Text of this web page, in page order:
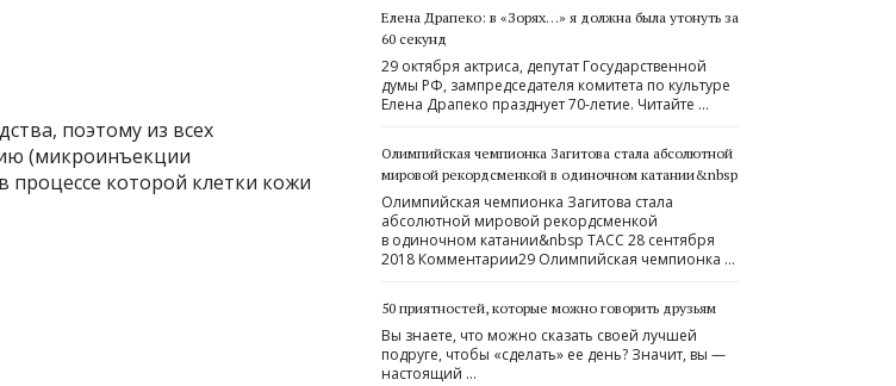
поэтому из всех
(микроинъекции
которой клетки кожи
Елена Драпеко: в «Зорях…» я должна была утонуть за
60 секунд
29 октября актриса, депутат Государственной
думы РФ, зампредседателя комитета по культуре
Елена Драпеко празднует 70-летие. Читайте …
Олимпийская чемпионка Загитова стала абсолютной
мировой рекордсменкой в одиночном катании&nbsp
Олимпийская чемпионка Загитова стала
абсолютной мировой рекордсменкой
в одиночном катании&nbsp ТАСС 28 сентября
2018 Комментарии29 Олимпийская чемпионка …
50 приятностей, которые можно говорить друзьям
Вы знаете, что можно сказать своей лучшей
подруге, чтобы «сделать» ее день? Значит, вы —
настоящий …